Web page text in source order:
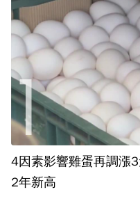
4因素影響雞蛋再調漲
2年新高